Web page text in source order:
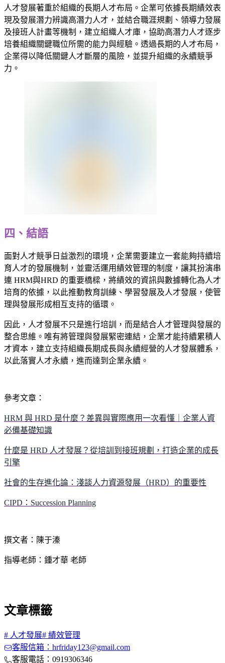
人才發展著重於組織的長期人才布局。企業可依據長期績效表
現及發展潛力辨識高潛力人才，並結合職涯規劃、領導力發展
及接班人計畫等機制，建立組織人才庫，協助高潛力人才逐步
培養組織關鍵職位所需的能力與經驗。透過長期的人才布局，
企業得以降低關鍵人才斷層的風險，並提升組織的永續競爭
力。
四、結語
面對人才競爭日益激烈的環境，企業需要建立一套能夠持續培
育人才的發展機制，並靈活運用績效管理的制度，讓其扮演串
連 HRM與HRD 的重要橋樑，將績效的資訊與數據轉化為人才
培育的依據，以此推動教育訓練、學習發展及人才發展，使管
理與發展形成相互支持的循環。
因此，人才發展不只是進行培訓，而是結合人才管理與發展的
整合思維。唯有將管理與發展緊密連結，企業才能持續累積人
才資本，建立支持組織長期成長與永續經營的人才發展體系，
以此落實人才永續，進而達到企業永續。
參考文章：
HRM 與 HRD 是什麼？差異與實際應用一次看懂｜企業人資
必備基礎知識
什麼是 HRD 人才發展？從培訓到接班規劃，打造企業的成長
引擎
社會的生存進化論：淺談人力資源發展（HRD）的重要性
CIPD：Succession Planning
撰文者：陳于溱
指導老師：鍾才華 老師
文章標籤
# 人才發展# 績效管理
客服信箱：hrfriday123@gmail.com
客服電話：0919306346